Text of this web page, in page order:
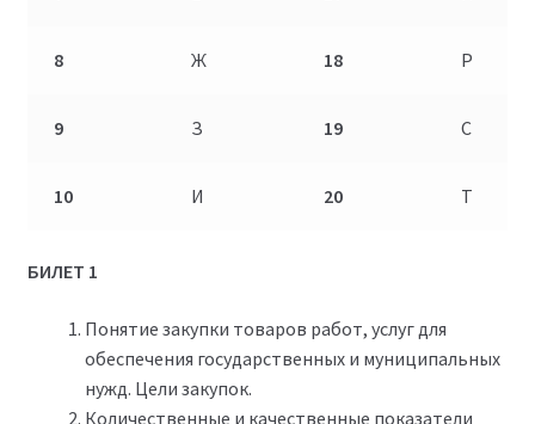
8 Ж 18 Р
9 З 19 С
10 И 20 Т
БИЛЕТ 1
Понятие закупки товаров работ, услуг для
обеспечения государственных и муниципальных
нужд. Цели закупок.
Количественные и качественные показатели